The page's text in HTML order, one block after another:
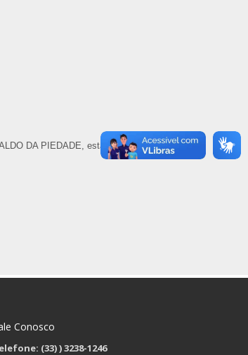
DA PIEDADE, estabelece normas
Conosco
(33)) 3238-1246